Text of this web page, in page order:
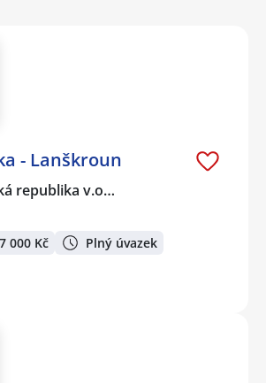
- Lanškroun
republika v.o…
000 Kč Plný úvazek